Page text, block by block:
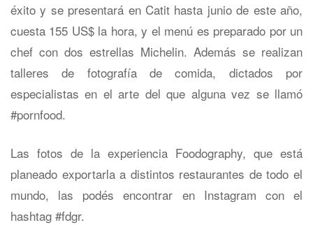
éxito y se presentará en Catit hasta junio de este año,
cuesta 155 US$ la hora, y el menú es preparado por un
chef con dos estrellas Michelin. Además se realizan
talleres de fotografía de comida, dictados por
especialistas en el arte del que alguna vez se llamó
#pornfood.
Las fotos de la experiencia Foodography, que está
planeado exportarla a distintos restaurantes de todo el
mundo, las podés encontrar en Instagram con el
hashtag #fdgr.